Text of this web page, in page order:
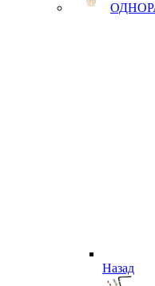
Назад